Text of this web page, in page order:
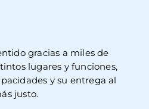
gracias a miles de
lugares y funciones,
y su entrega al
justo.